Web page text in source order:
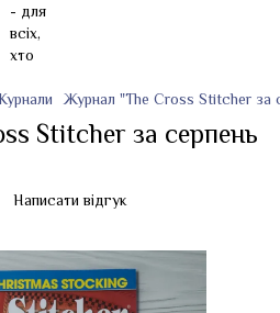
Журнал "The Cross Stitcher за
Stitcher за серпень
Написати відгук